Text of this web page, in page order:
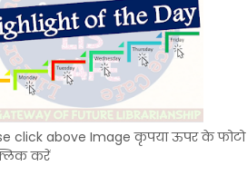
click above Image कृपया ऊपर के फोटो
करें